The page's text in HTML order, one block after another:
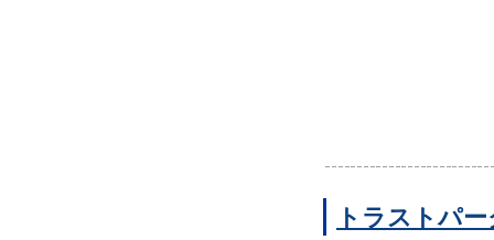
トラストパ